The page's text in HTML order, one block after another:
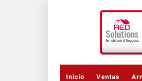
Inicio Ventas